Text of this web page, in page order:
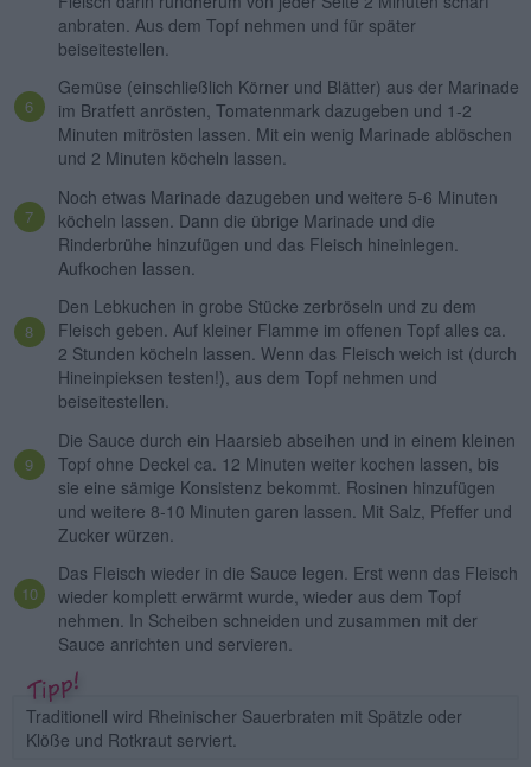
anbraten. Aus dem Topf nehmen und für später
beiseitestellen.
Gemüse (einschließlich Körner und Blätter) aus der Marinade
im Bratfett anrösten, Tomatenmark dazugeben und 1-2
Minuten mitrösten lassen. Mit ein wenig Marinade ablöschen
und 2 Minuten köcheln lassen.
Noch etwas Marinade dazugeben und weitere 5-6 Minuten
köcheln lassen. Dann die übrige Marinade und die
Rinderbrühe hinzufügen und das Fleisch hineinlegen.
Aufkochen lassen.
Den Lebkuchen in grobe Stücke zerbröseln und zu dem
Fleisch geben. Auf kleiner Flamme im offenen Topf alles ca.
2 Stunden köcheln lassen. Wenn das Fleisch weich ist (durch
Hineinpieksen testen!), aus dem Topf nehmen und
beiseitestellen.
Die Sauce durch ein Haarsieb abseihen und in einem kleinen
Topf ohne Deckel ca. 12 Minuten weiter kochen lassen, bis
sie eine sämige Konsistenz bekommt. Rosinen hinzufügen
und weitere 8-10 Minuten garen lassen. Mit Salz, Pfeffer und
Zucker würzen.
Das Fleisch wieder in die Sauce legen. Erst wenn das Fleisch
wieder komplett erwärmt wurde, wieder aus dem Topf
nehmen. In Scheiben schneiden und zusammen mit der
Sauce anrichten und servieren.
Traditionell wird Rheinischer Sauerbraten mit Spätzle oder
Klöße und Rotkraut serviert.